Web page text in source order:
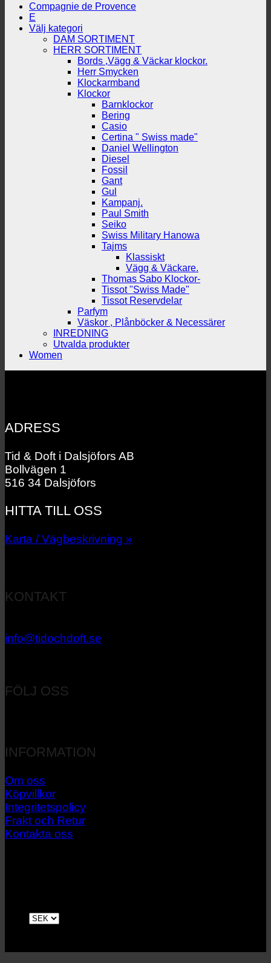
Compagnie de Provence
E
Välj kategori
DAM SORTIMENT
HERR SORTIMENT
Bords ,Vägg & Väckar klockor.
Herr Smycken
Klockarmband
Klockor
Barnklockor
Bering
Casio
Certina " Swiss made"
Daniel Wellington
Diesel
Fossil
Gant
Gul
Kampanj.
Paul Smith
Seiko
Swiss Military Hanowa
Tajms
Klassiskt
Vägg & Väckare.
Thomas Sabo Klockor-
Tissot "Swiss Made"
Tissot Reservdelar
Parfym
Väskor , Plånböcker & Necessärer
INREDNING
Utvalda produkter
Women
ADRESS
Tid & Doft i Dalsjöfors AB
Bollvägen 1
516 34 Dalsjöfors
HITTA TILL OSS
Karta / Vägbeskrivning »
KONTAKT
info@tidochdoft.se
FÖLJ OSS
INFORMATION
Om oss
Köpvillkor
Integritetspolicy
Frakt och Retur
Kontakta oss